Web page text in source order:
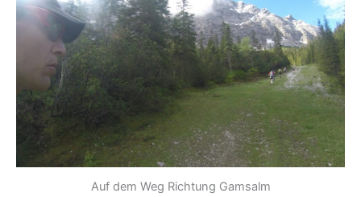
Auf dem Weg Richtung Gamsalm